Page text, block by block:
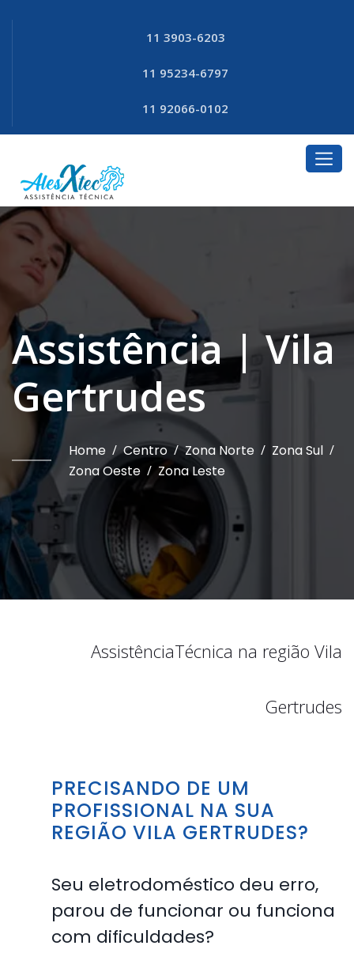
11 3903-6203
11 95234-6797
11 92066-0102
Assistência | Vila
Gertrudes
Home / Centro / Zona Norte / Zona Sul /
Zona Oeste / Zona Leste
AssistênciaTécnica na região Vila
Gertrudes
PRECISANDO DE UM
PROFISSIONAL NA SUA
REGIÃO VILA GERTRUDES?
Seu eletrodoméstico deu erro,
parou de funcionar ou funciona
com dificuldades?